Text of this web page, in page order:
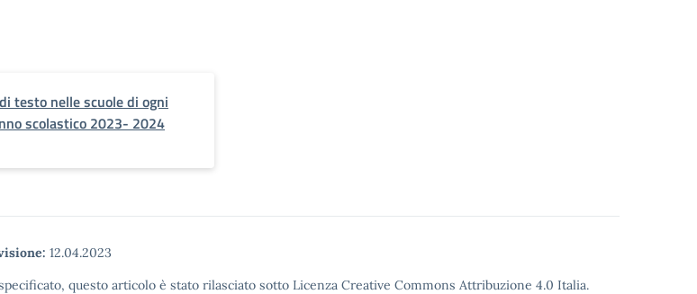
testo nelle scuole di ogni
scolastico 2023- 2024
12.04.2023
questo articolo è stato rilasciato sotto Licenza Creative Commons Attribuzione 4.0 Italia.